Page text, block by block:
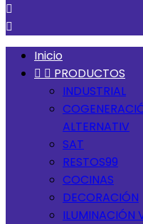


Inicio
  PRODUCTOS
INDUSTRIAL
ALTERNATIV
SAT
RESTOS99
COCINAS
DECORACIÓN
ILUMINACIÓN